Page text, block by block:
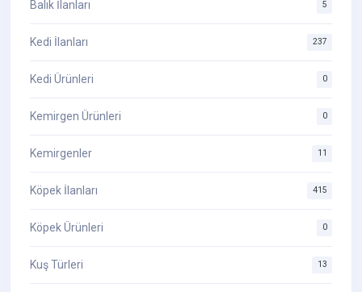
Balık İlanları 5
Kedi İlanları 237
Kedi Ürünleri 0
Kemirgen Ürünleri 0
Kemirgenler 11
Köpek İlanları 415
Köpek Ürünleri 0
Kuş Türleri 13